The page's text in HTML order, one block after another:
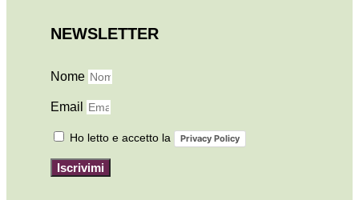
NEWSLETTER
Nome
Email
Ho letto e accetto la Privacy Policy
Iscrivimi